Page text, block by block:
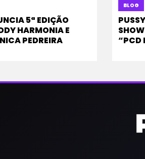
5ª EDIÇÃO
HARMONIA E
PEDREIRA
BLOG
“PCD